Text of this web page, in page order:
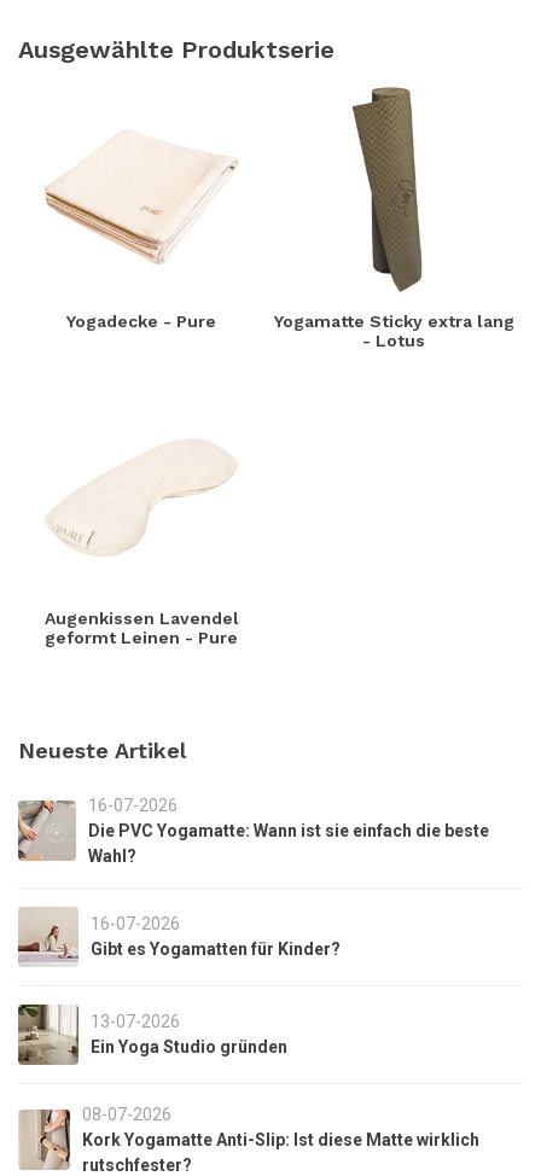
Ausgewählte Produktserie
Yogadecke - Pure
Yogamatte Sticky extra lang
- Lotus
Augenkissen Lavendel
geformt Leinen - Pure
Neueste Artikel
16-07-2026
Die PVC Yogamatte: Wann ist sie einfach die beste
Wahl?
16-07-2026
Gibt es Yogamatten für Kinder?
13-07-2026
Ein Yoga Studio gründen
08-07-2026
Kork Yogamatte Anti-Slip: Ist diese Matte wirklich
rutschfester?